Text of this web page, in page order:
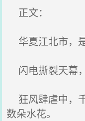
正文：
华夏江北市，是
闪电撕裂天幕
狂风肆虐中，
数朵水花。